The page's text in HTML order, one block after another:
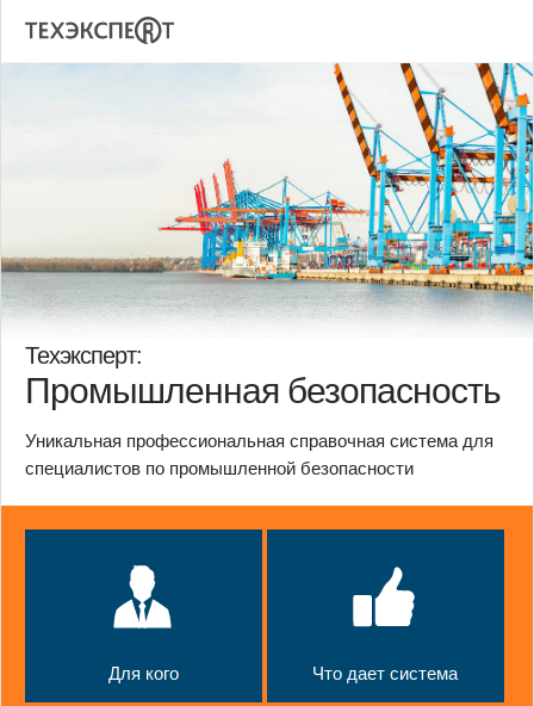
Техэксперт:
Промышленная безопасность
Уникальная профессиональная справочная система для
специалистов по промышленной безопасности
Для кого Что дает система